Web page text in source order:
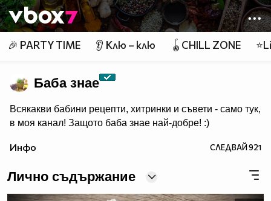
Member of
👾
🎉 PARTY TIME 👂 Клю – клю 🪀CHILL ZONE
Баба знае
Всякакви бабини рецепти, хитринки и съвети - само тук,
в моя канал! Защото баба знае най-добре! :)
Инфо СЛЕДВАЙ921
Лично съдържание